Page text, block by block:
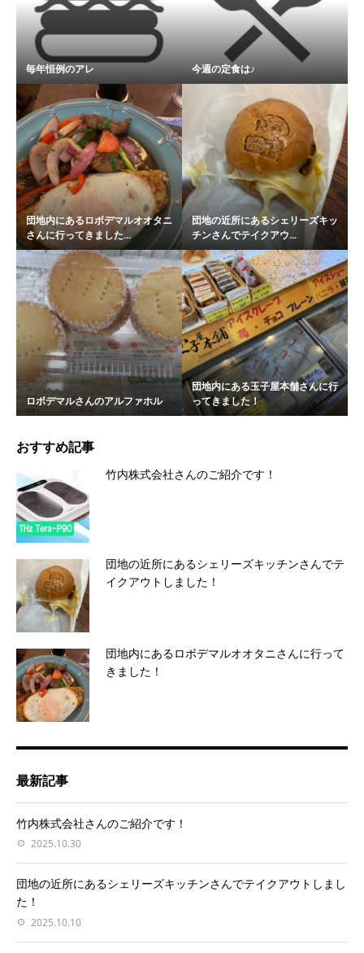
毎年恒例のアレ 今週の定食は♪
団地内にあるロボデマルオオタニ
さんに行ってきました...
団地の近所にあるシェリーズキッ
チンさんでテイクアウ...
ロボデマルさんのアルファホル
団地内にある玉子屋本舗さんに行
ってきました！
おすすめ記事
竹内株式会社さんのご紹介です！
団地の近所にあるシェリーズキッチンさんでテ
イクアウトしました！
団地内にあるロボデマルオオタニさんに行って
きました！
最新記事
竹内株式会社さんのご紹介です！
2025.10.30
団地の近所にあるシェリーズキッチンさんでテイクアウトしまし
た！
2025.10.10